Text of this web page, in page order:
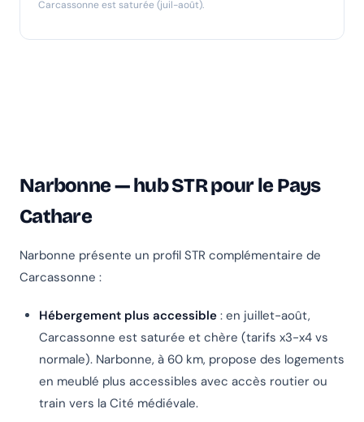
Carcassonne est saturée (juil-août).
Narbonne — hub STR pour le Pays
Cathare
Narbonne présente un profil STR complémentaire de
Carcassonne :
Hébergement plus accessible : en juillet-août,
Carcassonne est saturée et chère (tarifs x3-x4 vs
normale). Narbonne, à 60 km, propose des logements
en meublé plus accessibles avec accès routier ou
train vers la Cité médiévale.